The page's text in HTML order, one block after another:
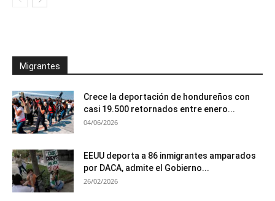
Migrantes
Crece la deportación de hondureños con
casi 19.500 retornados entre enero...
04/06/2026
EEUU deporta a 86 inmigrantes amparados
por DACA, admite el Gobierno...
26/02/2026